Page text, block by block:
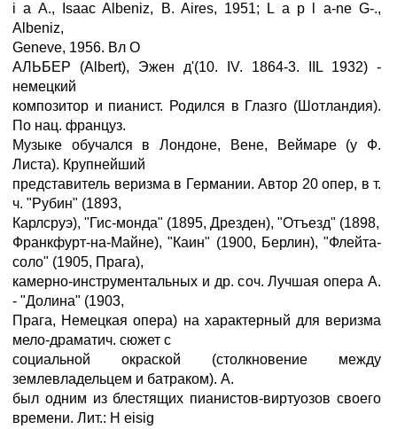
i a A., Isaac Albeniz, B. Aires, 1951; L a p l a-ne G-.,
Albeniz,
Geneve, 1956. Вл О
АЛЬБЕР (Albert), Эжен д'(10. IV. 1864-3. IIL 1932) -
немецкий
композитор и пианист. Родился в Глазго (Шотландия).
По нац. француз.
Музыке обучался в Лондоне, Вене, Веймаре (у Ф.
Листа). Крупнейший
представитель веризма в Германии. Автор 20 опер, в т.
ч. "Рубин" (1893,
Карлсруэ), "Гис-монда" (1895, Дрезден), "Отъезд" (1898,
Франкфурт-на-Майне), "Каин" (1900, Берлин), "Флейта-
соло" (1905, Прага),
камерно-инструментальных и др. соч. Лучшая опера А.
- "Долина" (1903,
Прага, Немецкая опера) на характерный для веризма
мело-драматич. сюжет с
социальной окраской (столкновение между
землевладельцем и батраком). А.
был одним из блестящих пианистов-виртуозов своего
времени. Лит.: H eisig